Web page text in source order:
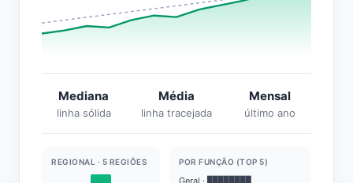
Mediana
linha sólida
Média
linha tracejada
Mensal
último ano
REGIONAL · 5 REGIÕES POR FUNÇÃO (TOP 5)
Geral · ████████